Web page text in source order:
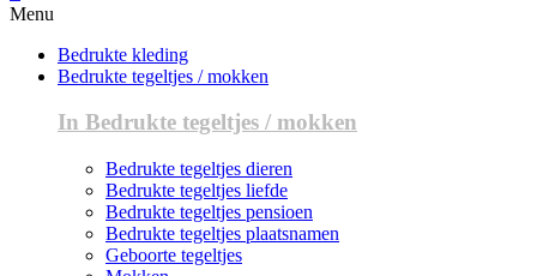
Menu
Bedrukte kleding
Bedrukte tegeltjes / mokken
In Bedrukte tegeltjes / mokken
Bedrukte tegeltjes dieren
Bedrukte tegeltjes liefde
Bedrukte tegeltjes pensioen
Bedrukte tegeltjes plaatsnamen
Geboorte tegeltjes